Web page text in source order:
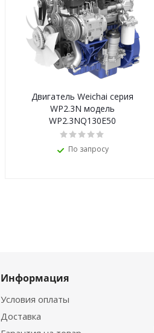
Двигатель Weichai серия
WP2.3N модель
WP2.3NQ130E50
По запросу
Информация
Условия оплаты
Доставка